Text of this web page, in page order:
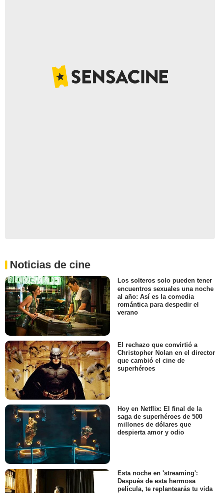
Noticias de cine
Los solteros solo pueden tener
encuentros sexuales una noche
al año: Así es la comedia
romántica para despedir el
verano
El rechazo que convirtió a
Christopher Nolan en el director
que cambió el cine de
superhéroes
Hoy en Netflix: El final de la
saga de superhéroes de 500
millones de dólares que
despierta amor y odio
Esta noche en 'streaming':
Después de esta hermosa
película, te replantearás tu vida